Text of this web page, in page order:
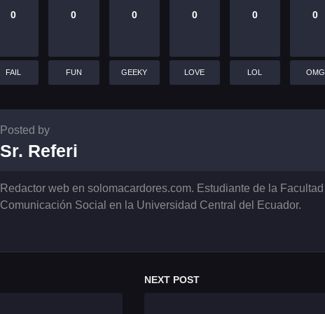
0
FAIL
0
FUN
0
GEEKY
0
LOVE
0
LOL
0
OMG
Posted by
Sr. Referi
Redactor web en solomacardores.com. Estudiante de la Facultad
Comunicación Social en la Universidad Central del Ecuador.
NEXT POST